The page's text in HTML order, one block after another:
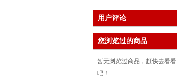
用户评论
您浏览过的商品
暂无浏览过商品，赶快去看看
吧！